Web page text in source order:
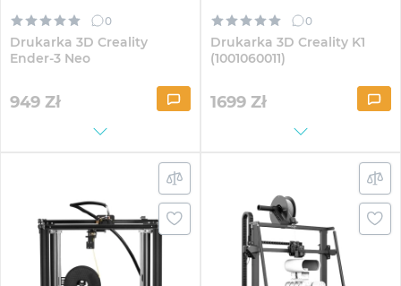
0
Drukarka 3D Creality
Ender-3 Neo
949 Zł
0
Drukarka 3D Creality K1
(1001060011)
1699 Zł